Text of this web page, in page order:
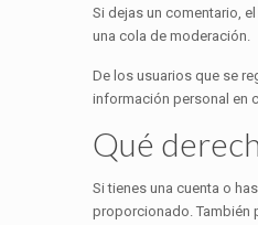
Si dejas un comentario,
una cola de moderación.
De los usuarios que se
información personal en
Qué
Si tienes una cuenta o
proporcionado. También